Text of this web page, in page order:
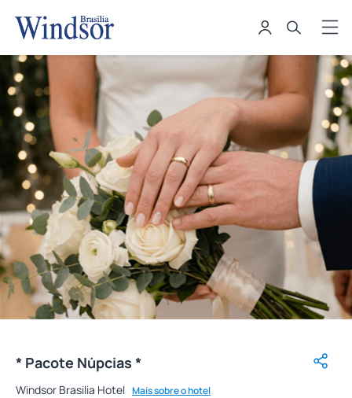
* Pacote Núpcias *
Windsor Brasilia Hotel Mais sobre o hotel